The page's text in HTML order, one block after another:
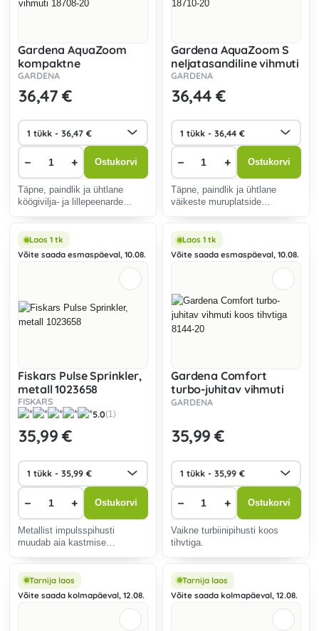
Gardena AquaZoom
kompaktne
neljakandiline vihmuti
18708-20
GARDENA
36,47 €
− + Ostukorvi
Täpne, paindlik ja ühtlane
köögivilja- ja lillepeenarde
Gardena AquaZoom S
neljatasandiline vihmuti
18710-20
GARDENA
36,44 €
− + Ostukorvi
Täpne, paindlik ja ühtlane
väikeste muruplatside
Laos 1 tk
Võite saada esmaspäeval, 10.08.
Fiskars Pulse Sprinkler,
metall 1023658
FISKARS
5.0(1)
35,99 €
− + Ostukorvi
Metallist impulsspihusti
muudab aia kastmise
Laos 1 tk
Võite saada esmaspäeval, 10.08.
Gardena Comfort
turbo-juhitav vihmuti
koos tihvtiga 8144-20
GARDENA
35,99 €
− + Ostukorvi
Vaikne turbiinipihusti koos
tihvtiga.
Tarnija laos
Võite saada kolmapäeval, 12.08.
Tarnija laos
Võite saada kolmapäeval, 12.08.